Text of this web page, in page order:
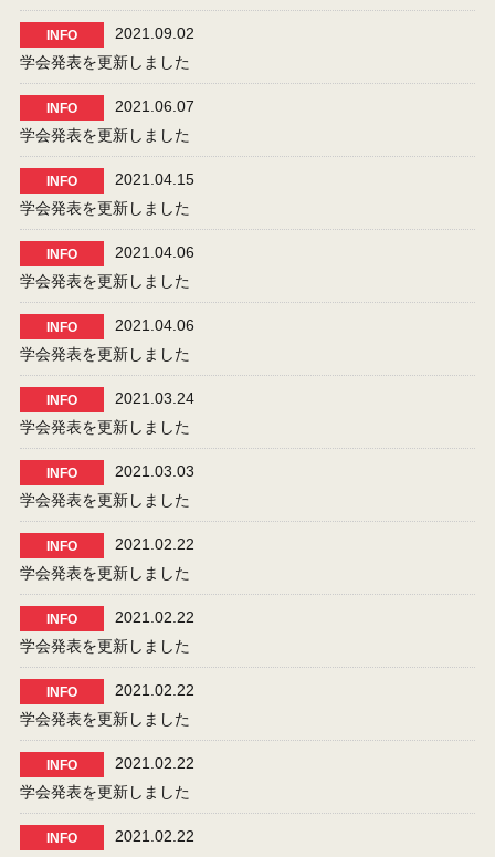
INFO
2021.09.02
学会発表を更新しました
INFO
2021.06.07
学会発表を更新しました
INFO
2021.04.15
学会発表を更新しました
INFO
2021.04.06
学会発表を更新しました
INFO
2021.04.06
学会発表を更新しました
INFO
2021.03.24
学会発表を更新しました
INFO
2021.03.03
学会発表を更新しました
INFO
2021.02.22
学会発表を更新しました
INFO
2021.02.22
学会発表を更新しました
INFO
2021.02.22
学会発表を更新しました
INFO
2021.02.22
学会発表を更新しました
INFO
2021.02.22